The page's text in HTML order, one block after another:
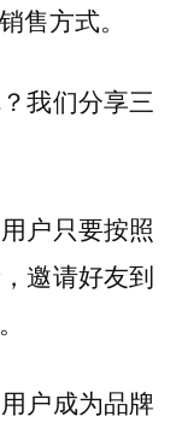
售方式。
我们分享三
户只要按照
邀请好友到
户成为品牌